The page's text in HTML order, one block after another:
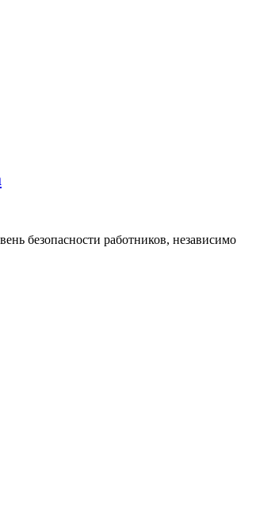
безопасности работников, независимо